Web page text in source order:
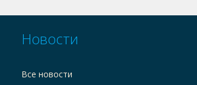
Новости
Все новости